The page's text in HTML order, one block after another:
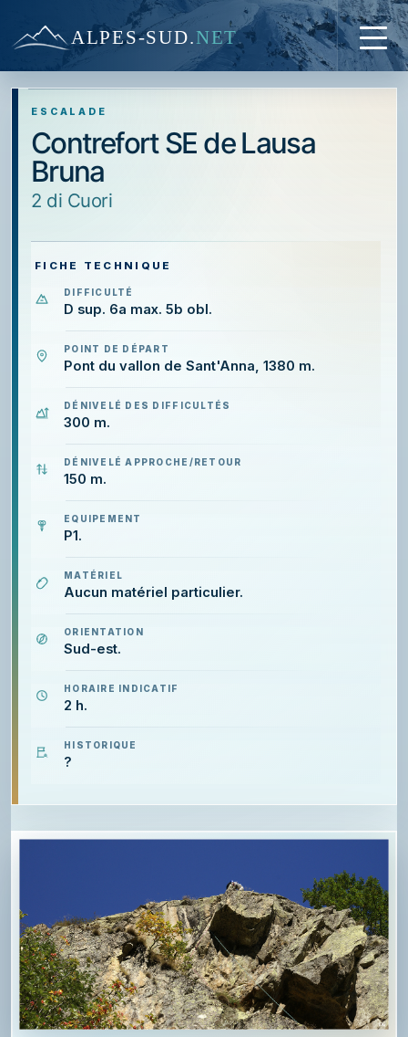
ALPES-SUD.NET
ESCALADE
Contrefort SE de Lausa
Bruna
2 di Cuori
FICHE TECHNIQUE
DIFFICULTÉ
D sup. 6a max. 5b obl.
POINT DE DÉPART
Pont du vallon de Sant'Anna, 1380 m.
DÉNIVELÉ DES DIFFICULTÉS
300 m.
DÉNIVELÉ APPROCHE/RETOUR
150 m.
EQUIPEMENT
P1.
MATÉRIEL
Aucun matériel particulier.
ORIENTATION
Sud-est.
HORAIRE INDICATIF
2 h.
HISTORIQUE
?